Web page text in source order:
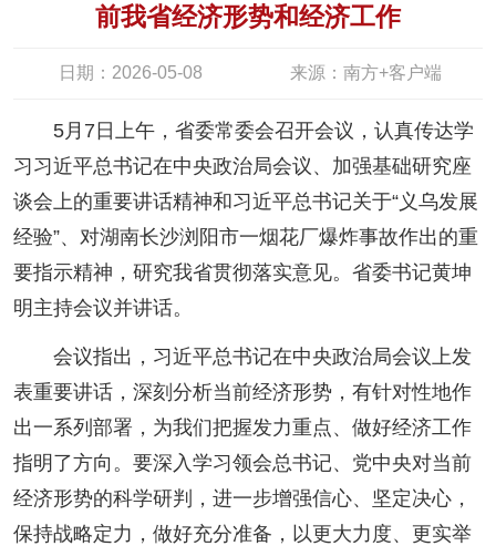
前我省经济形势和经济工作
日期：2026-05-08 来源：南方+客户端
5月7日上午，省委常委会召开会议，认真传达学
习习近平总书记在中央政治局会议、加强基础研究座
谈会上的重要讲话精神和习近平总书记关于“义乌发展
经验”、对湖南长沙浏阳市一烟花厂爆炸事故作出的重
要指示精神，研究我省贯彻落实意见。省委书记黄坤
明主持会议并讲话。
会议指出，习近平总书记在中央政治局会议上发
表重要讲话，深刻分析当前经济形势，有针对性地作
出一系列部署，为我们把握发力重点、做好经济工作
指明了方向。要深入学习领会总书记、党中央对当前
经济形势的科学研判，进一步增强信心、坚定决心，
保持战略定力，做好充分准备，以更大力度、更实举